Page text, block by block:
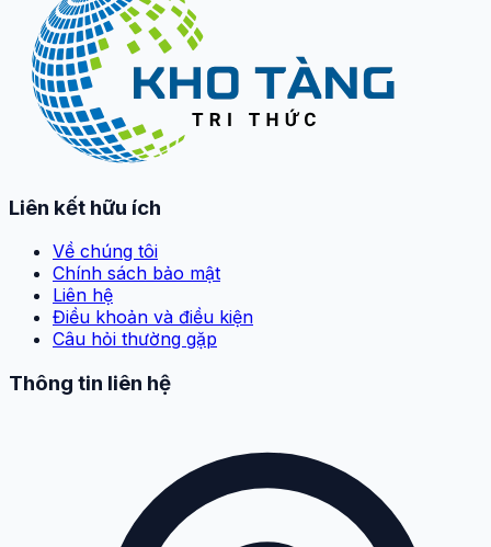
Liên kết hữu ích
Về chúng tôi
Chính sách bảo mật
Liên hệ
Điều khoản và điều kiện
Câu hỏi thường gặp
Thông tin liên hệ